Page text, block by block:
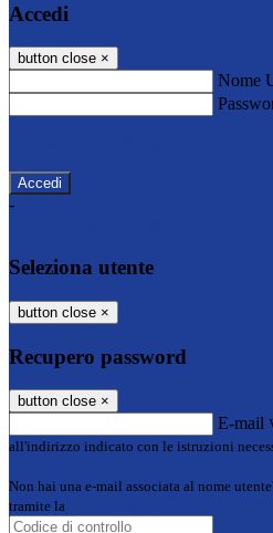
Accedi
button close ×
Nome
-
Seleziona utente
button close ×
Recupero password
button close ×
E-mail
all'indirizzo indicato con le istruzioni
Non hai una e-mail associata al nome
tramite la